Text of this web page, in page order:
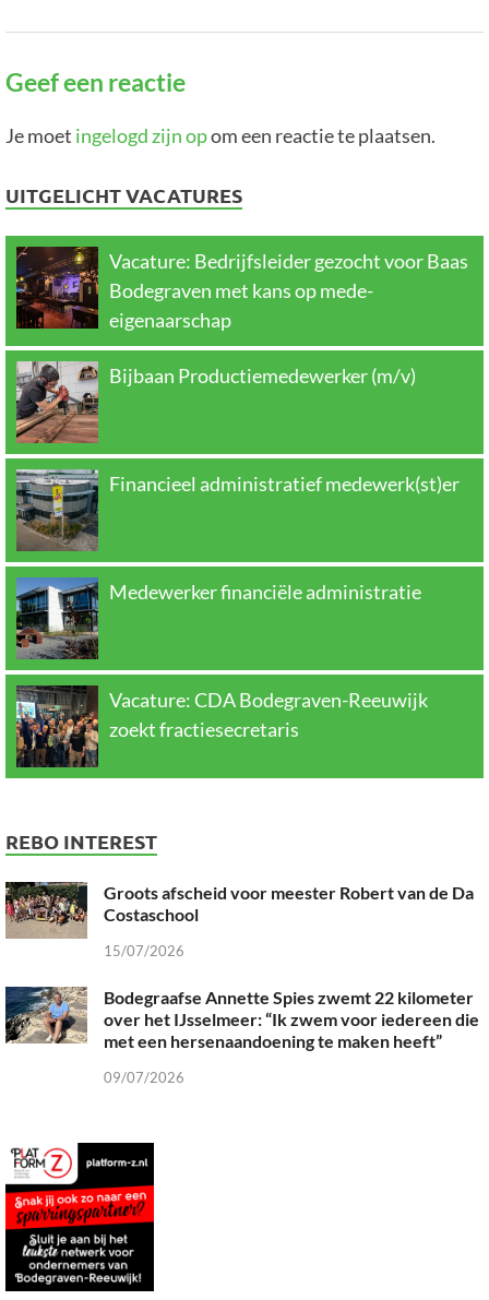
Geef een reactie
Je moet ingelogd zijn opom een reactie te plaatsen.
UITGELICHT VACATURES
Vacature: Bedrijfsleider gezocht voor Baas
Bodegraven met kans op mede-
eigenaarschap
Bijbaan Productiemedewerker (m/v)
Financieel administratief medewerk(st)er
Medewerker financiële administratie
Vacature: CDA Bodegraven-Reeuwijk
zoekt fractiesecretaris
REBO INTEREST
Groots afscheid voor meester Robert van de Da
Costaschool
15/07/2026
Bodegraafse Annette Spies zwemt 22 kilometer
over het IJsselmeer: “Ik zwem voor iedereen die
met een hersenaandoening te maken heeft”
09/07/2026